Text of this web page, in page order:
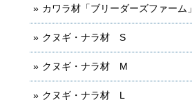
カワラ材「ブリーダーズファーム」
クヌギ・ナラ材 S
クヌギ・ナラ材 M
クヌギ・ナラ材 L